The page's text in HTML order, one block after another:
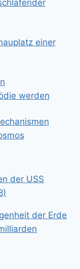
einer
werden
der USS
der Erde